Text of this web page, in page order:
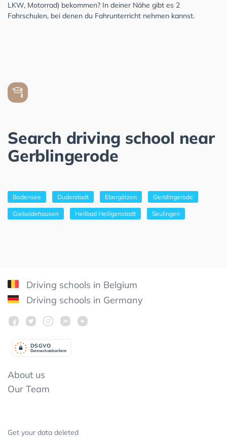
LKW, Motorrad) bekommen? In deiner Nähe gibt es 2
Fahrschulen, bei denen du Fahrunterricht nehmen kannst.
Search driving school near
Gerblingerode
Bodensee Duderstadt Ebergötzen Gerblingerode
Gieboldehausen Heilbad Heiligenstadt Seulingen
Driving schools in Belgium
Driving schools in Germany
Datenschutzkonform
DSGVO
About us
Our Team
Get your data deleted